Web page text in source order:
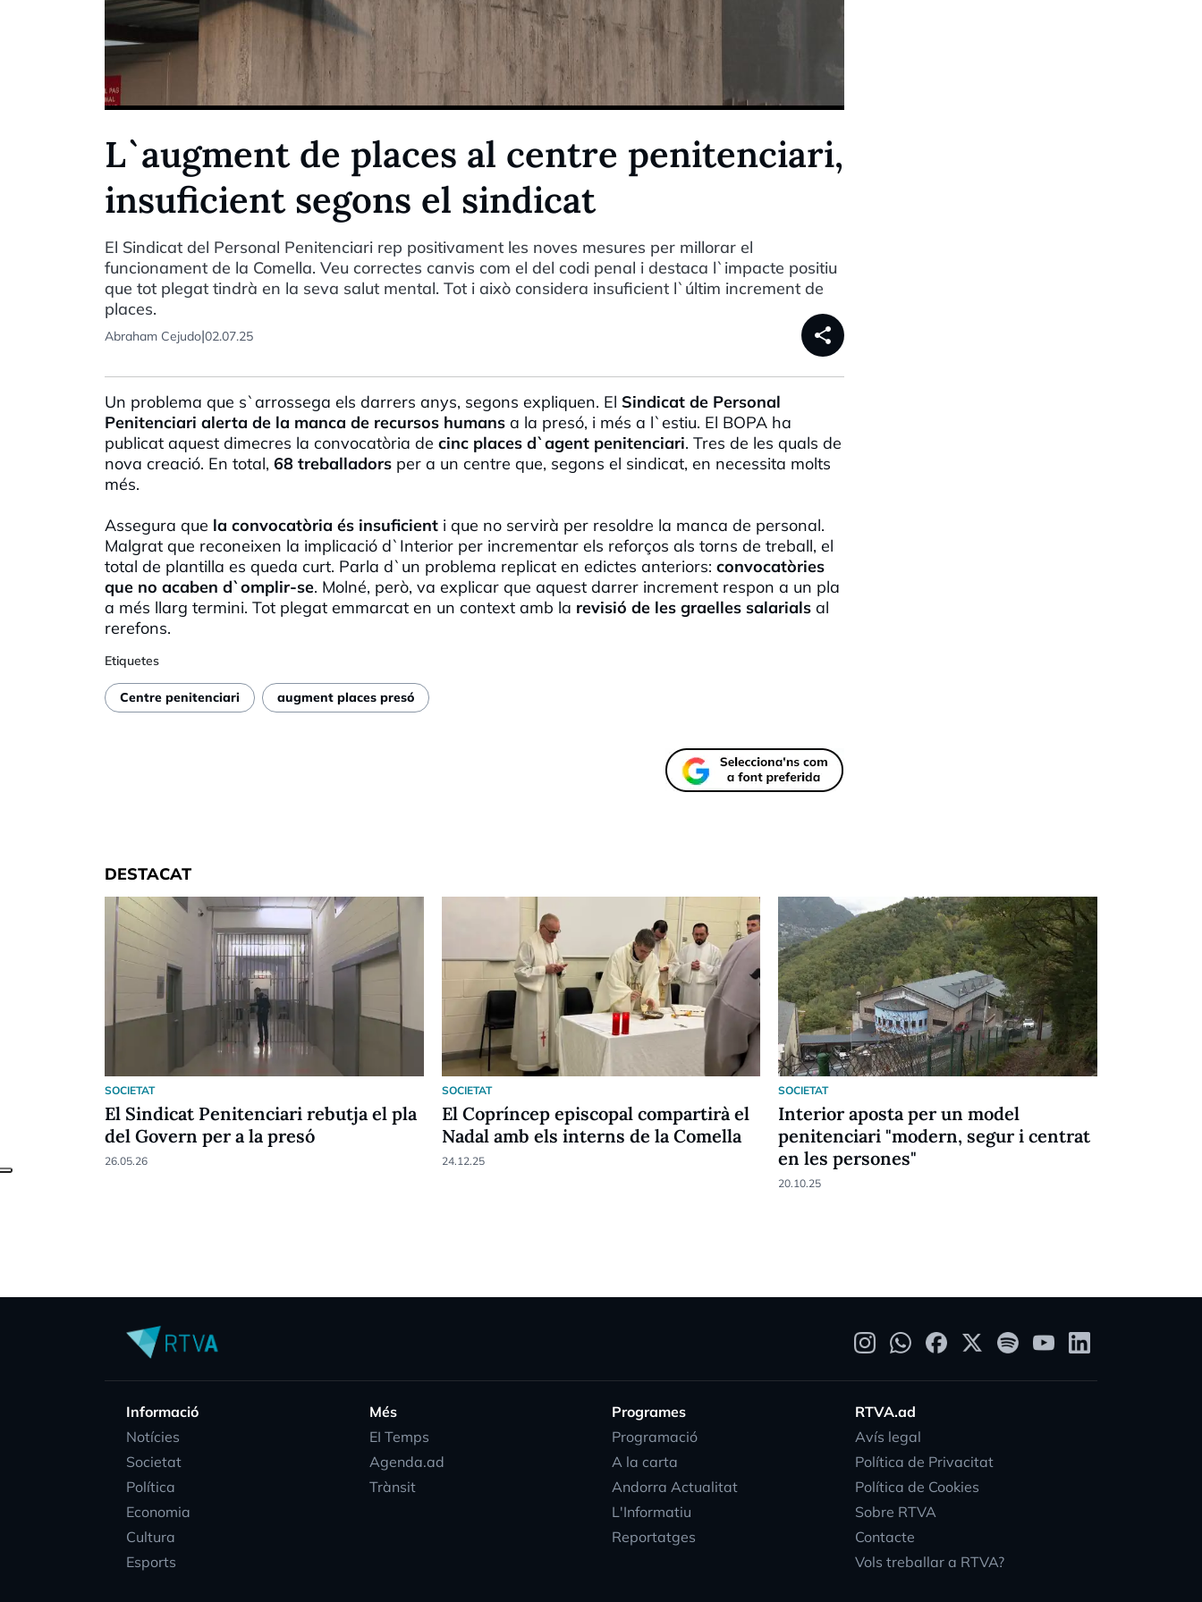
L`augment de places al centre penitenciari,
insuficient segons el sindicat
El Sindicat del Personal Penitenciari rep positivament les noves mesures per millorar el
funcionament de la Comella. Veu correctes canvis com el del codi penal i destaca l`impacte positiu
que tot plegat tindrà en la seva salut mental. Tot i això considera insuficient l`últim increment de
places.
Abraham Cejudo|02.07.25 share
Un problema que s`arrossega els darrers anys, segons expliquen. El Sindicat de Personal
Penitenciari alerta de la manca de recursos humans a la presó, i més a l`estiu. El BOPA ha
publicat aquest dimecres la convocatòria de cinc places d`agent penitenciari. Tres de les quals de
nova creació. En total, 68 treballadors per a un centre que, segons el sindicat, en necessita molts
més.
Assegura que la convocatòria és insuficient i que no servirà per resoldre la manca de personal.
Malgrat que reconeixen la implicació d`Interior per incrementar els reforços als torns de treball, el
total de plantilla es queda curt. Parla d`un problema replicat en edictes anteriors: convocatòries
que no acaben d`omplir-se. Molné, però, va explicar que aquest darrer increment respon a un pla
a més llarg termini. Tot plegat emmarcat en un context amb la revisió de les graelles salarials al
rerefons.
Etiquetes
Centre penitenciari augment places presó
DESTACAT
SOCIETAT
El Sindicat Penitenciari rebutja el pla
del Govern per a la presó
26.05.26
SOCIETAT
El Copríncep episcopal compartirà el
Nadal amb els interns de la Comella
24.12.25
SOCIETAT
Interior aposta per un model
penitenciari "modern, segur i centrat
en les persones"
20.10.25
Informació
Notícies
Societat
Política
Economia
Cultura
Esports
Més
EI Temps
Agenda.ad
Trànsit
Programes
Programació
A la carta
Andorra Actualitat
L'Informatiu
Reportatges
RTVA.ad
Avís legal
Política de Privacitat
Política de Cookies
Sobre RTVA
Contacte
Vols treballar a RTVA?